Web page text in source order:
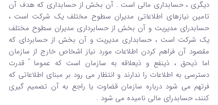
دیگری ، حسابداری مالی است . آن بخش از حسابداری که هدف آن
تامین نیازهای اطلاعاتی مدیران سطوح مختلف یک شرکت است ،
حسابدرای مدیریت و آن بخش از حسابرداری مدیران سطوح مختلف
یک شرکت است ، حسابداری مدیریت و آن بخش از حسابردای که
مقصود آن فراهم کردن اطلاعات مورد نیاز اشخاص خارج از سازمان
اما ذیحق ، ذینفع و ذیعلاقه به سازمان است که عموما ً قدرت
دسترسی به اطلاعات را ندارند و انتظار می رود بر مبنای اطلاعاتی که
فرتهم می شود درباره سازمان قضاوت یا راجع به آن تصمیم گیری
کنند، حسابدرای مالی نامیده می شود .